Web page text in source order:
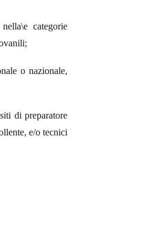
categorie
o nazionale,
di preparatore
e/o tecnici